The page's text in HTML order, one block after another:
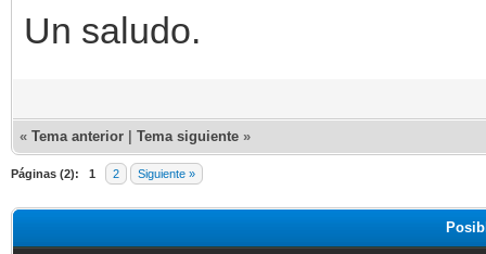
Un saludo.
« Tema anterior | Tema siguiente »
Páginas (2): 1 2 Siguiente »